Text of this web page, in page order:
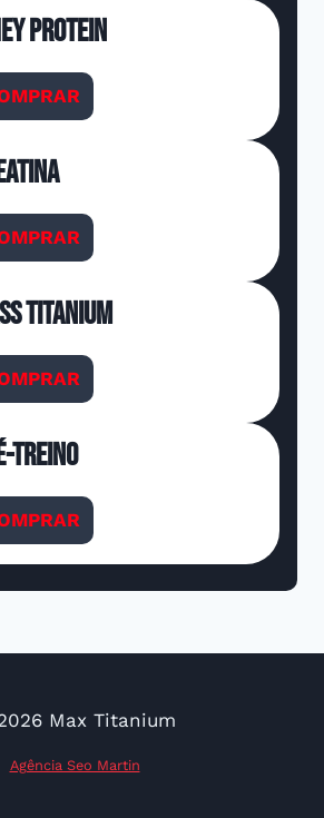
Protein
Titanium
Treino
Max Titanium
Agência Seo Martin